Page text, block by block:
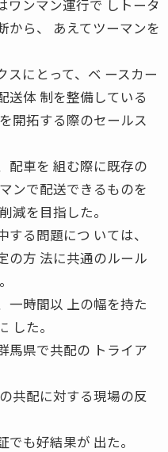
ンマン運行で しトータ
から、 あえてツーマンを
にとって、ベ ースカー
送体 制を整備している
開拓する際のセールス
配車を 組む際に既存の
ンで配送できるものを
減を目指した。
る問題につ いては、
の方 法に共通のルール
一時間以 上の幅を持た
した。
馬県で共配の トライア
共配に対する現場の反
も好結果が 出た。